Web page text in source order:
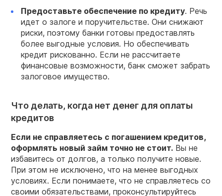
Предоставьте обеспечение по кредиту. Речь
идет о залоге и поручительстве. Они снижают
риски, поэтому банки готовы предоставлять
более выгодные условия. Но обеспечивать
кредит рискованно. Если не рассчитаете
финансовые возможности, банк сможет забрать
залоговое имущество.
Что делать, когда нет денег для оплаты
кредитов
Если не справляетесь с погашением кредитов,
оформлять новый займ точно не стоит. Вы не
избавитесь от долгов, а только получите новые.
При этом не исключено, что на менее выгодных
условиях. Если понимаете, что не справляетесь со
своими обязательствами, проконсультируйтесь